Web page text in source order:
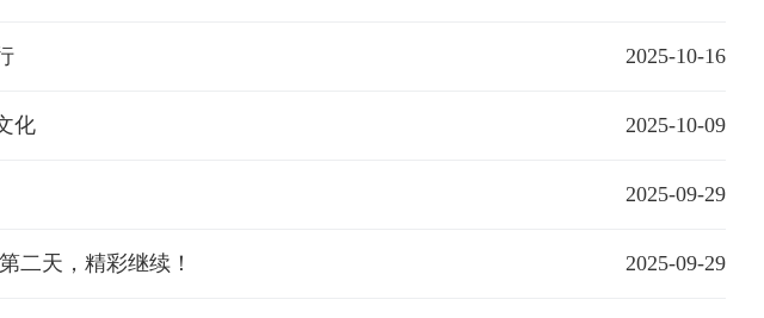
2025-10-16
2025-10-09
化
2025-09-29
2025-09-29
二天，精彩继续！